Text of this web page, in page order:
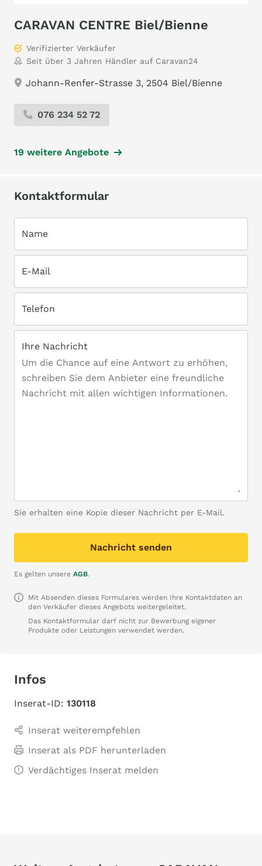
CARAVAN CENTRE Biel/Bienne
Verifizierter Verkäufer
Seit über 3 Jahren Händler auf Caravan24
Johann-Renfer-Strasse 3, 2504 Biel/Bienne
076 234 52 72
19 weitere Angebote
Kontaktformular
Name
E-Mail
Telefon
Ihre Nachricht
Sie erhalten eine Kopie dieser Nachricht per E-Mail.
Nachricht senden
Es gelten unsere AGB.
Mit Absenden dieses Formulares werden Ihre Kontaktdaten an
den Verkäufer dieses Angebots weitergeleitet.
Das Kontaktformular darf nicht zur Bewerbung eigener
Produkte oder Leistungen verwendet werden.
Infos
Inserat-ID: 130118
Inserat weiterempfehlen
Inserat als PDF herunterladen
Verdächtiges Inserat melden